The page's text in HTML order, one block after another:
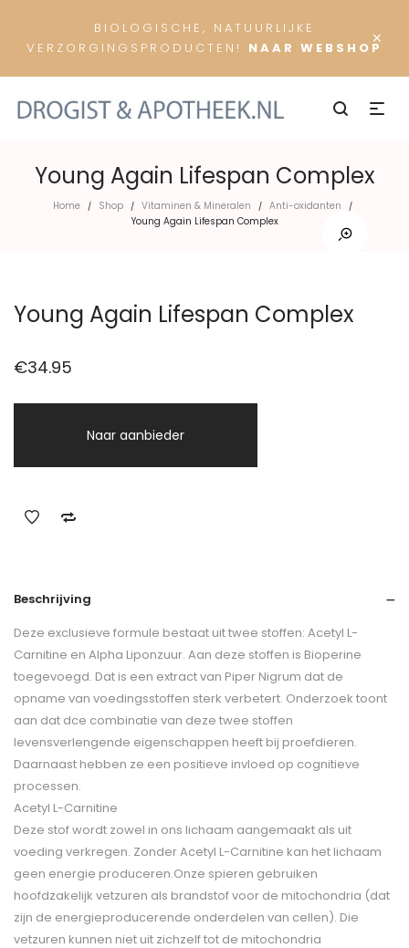
×
BIOLOGISCHE, NATUURLIJKE
VERZORGINGSPRODUCTEN! NAAR WEBSHOP
Young Again Lifespan Complex
Home / Shop / Vitaminen & Mineralen / Anti-oxidanten /
Young Again Lifespan Complex
Young Again Lifespan Complex
€34.95
Naar aanbieder
Beschrijving
Deze exclusieve formule bestaat uit twee stoffen: Acetyl L-
Carnitine en Alpha Liponzuur. Aan deze stoffen is Bioperine
toegevoegd. Dat is een extract van Piper Nigrum dat de
opname van voedingsstoffen sterk verbetert. Onderzoek toont
aan dat dce combinatie van deze twee stoffen
levensverlengende eigenschappen heeft bij proefdieren.
Daarnaast hebben ze een positieve invloed op cognitieve
processen.
Acetyl L-Carnitine
Deze stof wordt zowel in ons lichaam aangemaakt als uit
voeding verkregen. Zonder Acetyl L-Carnitine kan het lichaam
geen energie produceren.Onze spieren gebruiken
hoofdzakelijk vetzuren als brandstof voor de mitochondria (dat
zijn de energieproducerende onderdelen van cellen). Die
vetzuren kunnen niet uit zichzelf tot de mitochondria